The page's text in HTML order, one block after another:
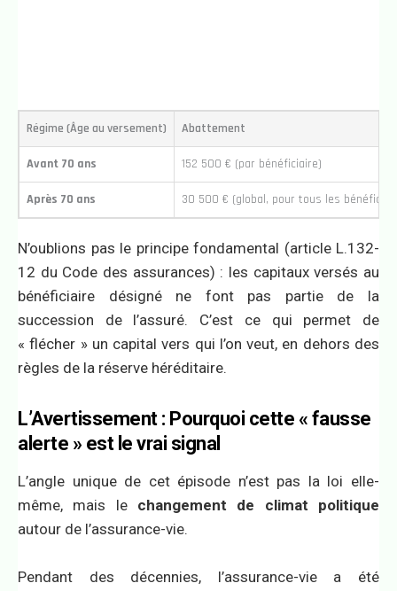
Régime (Âge au versement) Abattement
Avant 70 ans 152 500 € (par bénéficiaire)
Après 70 ans 30 500 € (global, pour tous les
N’oublions pas le principe fondamental (article L.132-
12 du Code des assurances) : les capitaux versés au
bénéficiaire désigné ne font pas partie de la
succession de l’assuré. C’est ce qui permet de
« flécher » un capital vers qui l’on veut, en dehors des
règles de la réserve héréditaire.
L’Avertissement : Pourquoi cette « fausse
alerte » est le vrai signal
L’angle unique de cet épisode n’est pas la loi elle-
même, mais le changement de climat politique
autour de l’assurance-vie.
Pendant des décennies, l’assurance-vie a été